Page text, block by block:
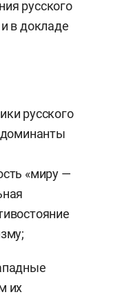
русского
в докладе
русского
доминанты
«миру —
их